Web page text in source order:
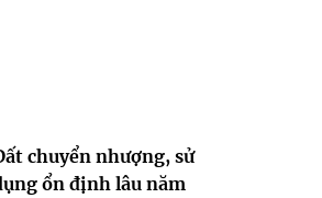
chuyển nhượng, sử
ổn định lâu năm